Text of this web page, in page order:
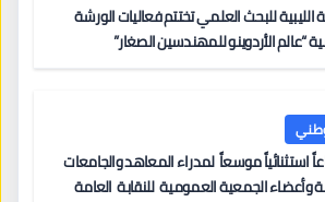
الليبية للبحث العلمي تختتم فعاليات الورشة
“عالم الأردوينو للمهندسين الصغار”
استثنائياً موسعاً لمدراء المعاهد والجامعات
وأعضاء الجمعية العمومية للنقابة العامة